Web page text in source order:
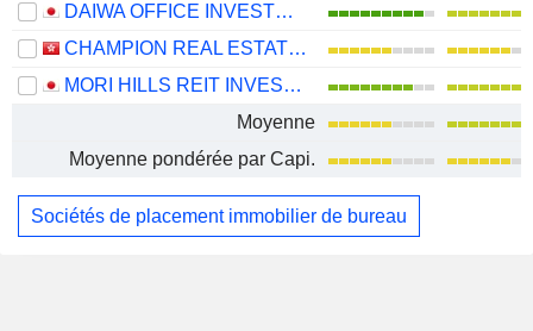
DAIWA OFFICE INVESTMENT CORPORATION
CHAMPION REAL ESTATE INVESTMENT TRUST
MORI HILLS REIT INVESTMENT CORPORATION
Moyenne
Moyenne pondérée par Capi.
Sociétés de placement immobilier de bureau